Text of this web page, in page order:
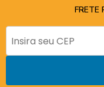
conteúdo
FRETE